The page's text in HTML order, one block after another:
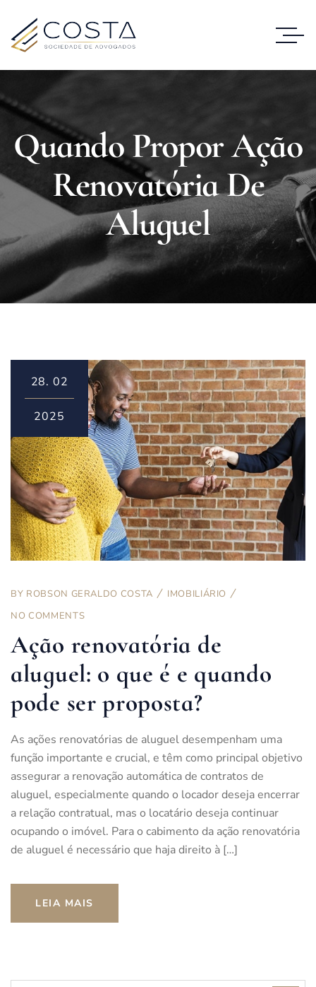
Quando Propor Ação
Renovatória De
Aluguel
28. 02
2025
BY ROBSON GERALDO COSTA
IMOBILIÁRIO
NO COMMENTS
Ação renovatória de
aluguel: o que é e quando
pode ser proposta?
As ações renovatórias de aluguel desempenham uma
função importante e crucial, e têm como principal objetivo
assegurar a renovação automática de contratos de
aluguel, especialmente quando o locador deseja encerrar
a relação contratual, mas o locatário deseja continuar
ocupando o imóvel. Para o cabimento da ação renovatória
de aluguel é necessário que haja direito à […]
LEIA MAIS